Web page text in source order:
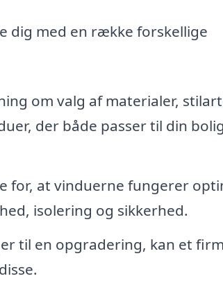
dig med en række forskellige
om valg af materialer,
der både passer til din
for, at vinduerne fungerer
isolering og sikkerhed.
til en opgradering, kan et